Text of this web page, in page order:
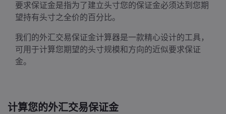
为何选择
集团简介
帮助与支持
常见问题解答
帮助中心
数据与安全
安全上网
法律资源包
要求保证金是指为了建立头寸您的保证金必须达到您期
望持有头寸之全价的百分比。
我们的外汇交易保证金计算器是一款精心设计的工具，
可用于计算您期望的头寸规模和方向的近似要求保证
金。
计算您的外汇交易保证金